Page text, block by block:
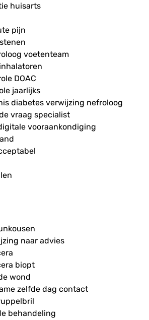
huisarts
pijn
voetenteam
DOAC
jaarlijks
diabetes verwijzing nefroloog
vraag specialist
vooraankondiging
naar advies
biopt
wond
zelfde dag contact
behandeling